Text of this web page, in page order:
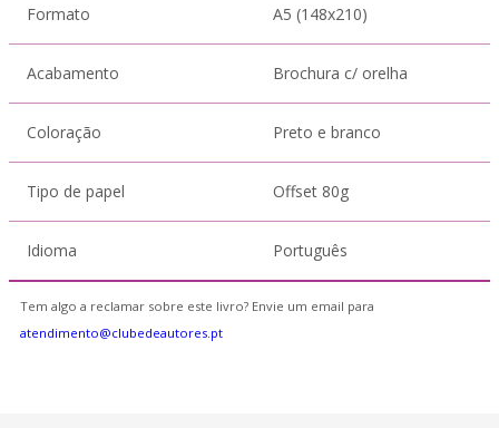
Formato A5 (148x210)
Acabamento Brochura c/ orelha
Coloração Preto e branco
Tipo de papel Offset 80g
Idioma Português
Tem algo a reclamar sobre este livro? Envie um email para
atendimento@clubedeautores.pt